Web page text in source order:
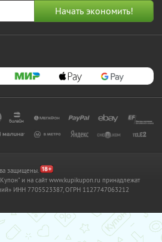
защищены.
и на сайт www.kupikupon.ru принадлежат
ИНН 7705523387, ОГРН 1127747063212